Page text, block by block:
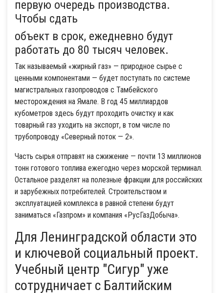
первую очередь производства.
Чтобы сдать
объект в срок, ежедневно будут
работать до 80 тысяч человек.
Так называемый «жирный газ» — природное сырье с
ценными компонентами — будет поступать по системе
магистральных газопроводов с Тамбейского
месторождения на Ямале. В год 45 миллиардов
кубометров здесь будут проходить очистку и как
товарный газ уходить на экспорт, в том числе по
трубопроводу «Северный поток — 2».
Часть сырья отправят на сжижение — почти 13 миллионов
тонн готового топлива ежегодно через морской терминал.
Остальное разделят на полезные фракции для российских
и зарубежных потребителей. Строительством и
эксплуатацией комплекса в равной степени будут
заниматься «Газпром» и компания «РусГазДобыча».
Для Ленинградской области это
и ключевой социальный проект.
Учебный центр "Сигур" уже
сотрудничает с Балтийским